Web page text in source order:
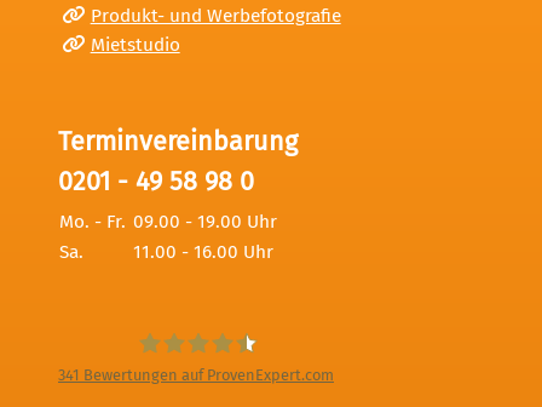
Produkt- und Werbefotografie
Mietstudio
Terminvereinbarung
0201 - 49 58 98 0
Mo. - Fr. 09.00 - 19.00 Uhr
Sa.
11.00 - 16.00 Uhr
341 Bewertungen auf ProvenExpert.com